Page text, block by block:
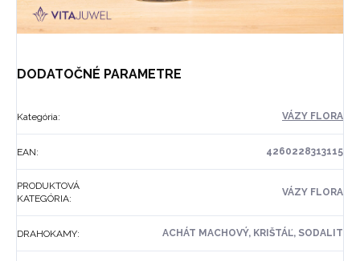
DODATOČNÉ PARAMETRE
Kategória: VÁZY FLORA
EAN: 4260228313115
PRODUKTOVÁ
KATEGÓRIA:
VÁZY FLORA
DRAHOKAMY: ACHÁT MACHOVÝ, KRIŠTÁĽ, SODALIT